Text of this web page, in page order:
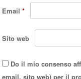
Email*
Sito web
Do il mio consenso
email, sito web) per il